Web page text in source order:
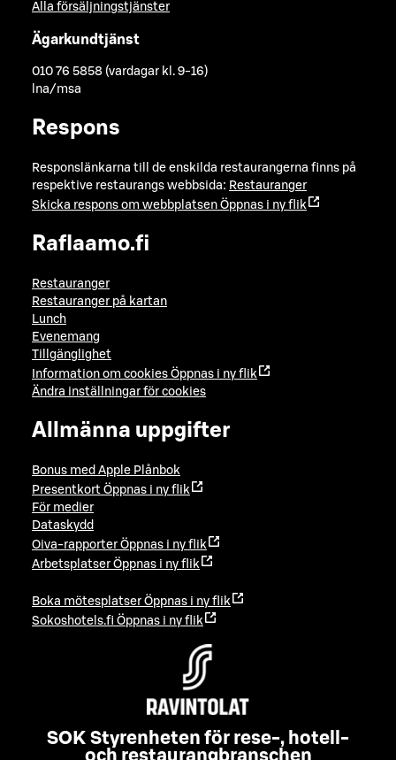
Alla försäljningstjänster
Ägarkundtjänst
010 76 5858 (vardagar kl. 9-16)
lna/msa
Respons
Responslänkarna till de enskilda restaurangerna finns på
respektive restaurangs webbsida: Restauranger
Skicka respons om webbplatsen Öppnas i ny flik
Raflaamo.fi
Restauranger
Restauranger på kartan
Lunch
Evenemang
Tillgänglighet
Information om cookies Öppnas i ny flik
Ändra inställningar för cookies
Allmänna uppgifter
Bonus med Apple Plånbok
Presentkort Öppnas i ny flik
För medier
Dataskydd
Oiva-rapporter Öppnas i ny flik
Arbetsplatser Öppnas i ny flik
Boka mötesplatser Öppnas i ny flik
Sokoshotels.fi Öppnas i ny flik
SOK Styrenheten för rese-, hotell-
och restaurangbranschen